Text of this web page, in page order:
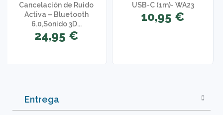
Cancelación de Ruido
Activa – Bluetooth
6.0,Sonido 3D...
24,95 €
USB-C (1m)- WA23
10,95 €
Entrega